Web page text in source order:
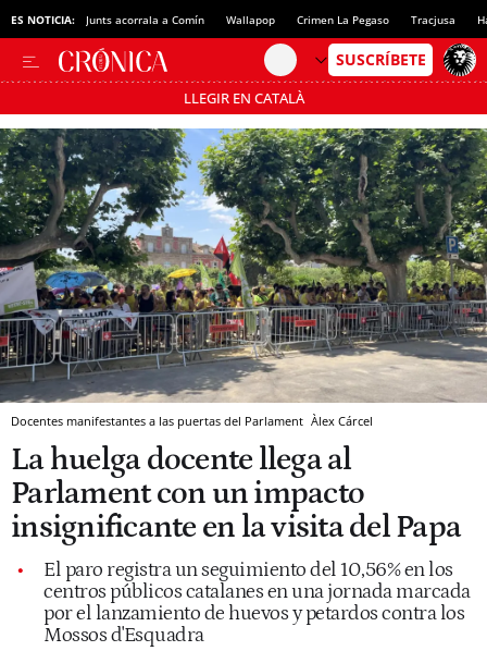
ES NOTICIA: Junts acorrala a Comín Wallapop Crimen La Pegaso Tracjusa
LLEGIR EN CATALÀ
Pásate al MODO AHORRO
Docentes manifestantes a las puertas del Parlament Àlex Cárcel
La huelga docente llega al
Parlament con un impacto
insignificante en la visita del Papa
El paro registra un seguimiento del 10,56% en los
centros públicos catalanes en una jornada marcada
por el lanzamiento de huevos y petardos contra los
Mossos d'Esquadra